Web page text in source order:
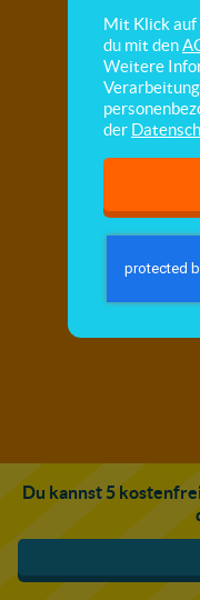
Du kannst 5
Mit Klick auf
du mit den
Weitere
der